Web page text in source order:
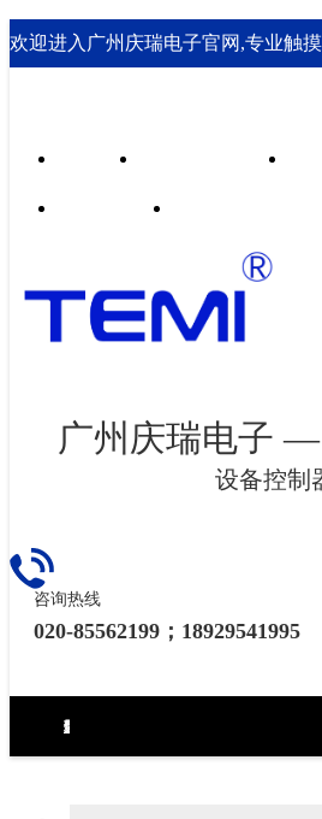
欢迎进入广州庆瑞电子官网,专业触
广州庆瑞电子
设备控制
咨询热线
020-85562199；18929541995
环境试验设备控制器
力学试验设备控制器
热泵（冷水机）控制器
食品烘焙设备控制器
工业烘烤设备控制器
生化药品类控制器
无纸记录仪
电房环境控制器